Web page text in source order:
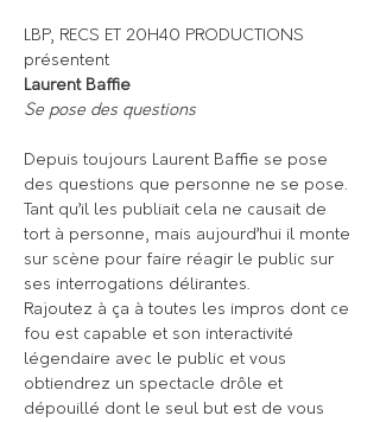
LBP, RECS ET 20H40 PRODUCTIONS
présentent
Laurent Baffie
Depuis toujours Laurent Baffie se pose
des questions que personne ne se pose.
Tant qu’il les publiait cela ne causait de
tort à personne, mais aujourd’hui il monte
sur scène pour faire réagir le public sur
ses interrogations délirantes.
Rajoutez à ça à toutes les impros dont ce
fou est capable et son interactivité
légendaire avec le public et vous
obtiendrez un spectacle drôle et
dépouillé dont le seul but est de vous